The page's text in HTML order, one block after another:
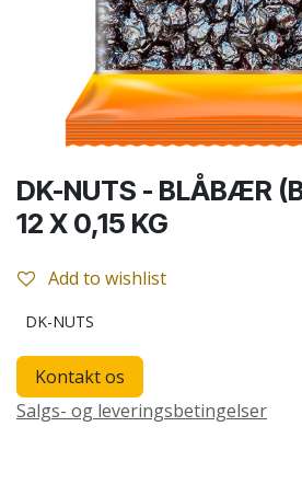
DK-NUTS - BLÅBÆR
12 X 0,15 KG
Add to wishlist
DK-NUTS
Kontakt os
Salgs- og leveringsbetingelser